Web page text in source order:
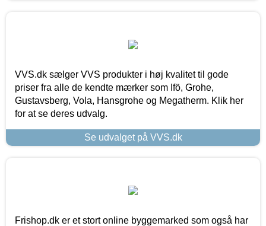
VVS.dk sælger VVS produkter i høj kvalitet til gode
priser fra alle de kendte mærker som Ifö, Grohe,
Gustavsberg, Vola, Hansgrohe og Megatherm. Klik her
for at se deres udvalg.
Se udvalget på VVS.dk
Frishop.dk er et stort online byggemarked som også har